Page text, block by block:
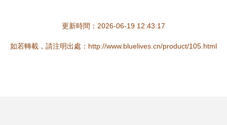
更新時間：2026-06-19 12:43:17
如若轉載，請注明出處：http://www.bluelives.cn/product/105.html